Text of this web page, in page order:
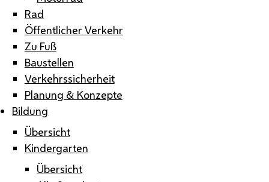
Rad
Öffentlicher Verkehr
Zu Fuß
Baustellen
Verkehrssicherheit
Planung & Konzepte
Bildung
Übersicht
Kindergarten
Übersicht